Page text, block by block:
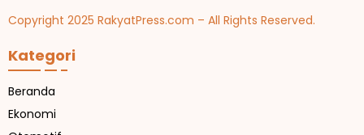
Copyright 2025 RakyatPress.com – All Rights Reserved.
Kategori
Beranda
Ekonomi